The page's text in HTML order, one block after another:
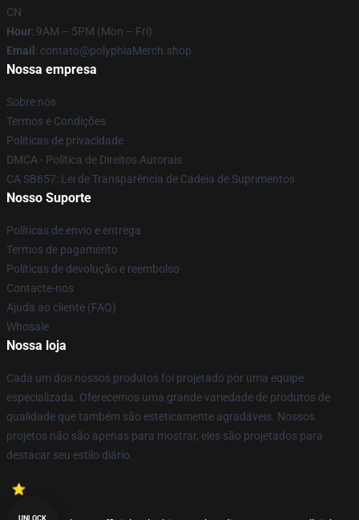
CN
Hour: 9AM – 5PM (Mon – Fri)
Email : contato@polyphiaMerch.shop
Nossa empresa
Sobre nós
Termos e Condições
Políticas de privacidade
DMCA - Política de Direitos Autorais
CA SB657: Lei de Transparência de Cadeia de Suprimentos
Nosso Suporte
Políticas de envio e entrega
Termos de pagamento
Políticas de devolução e reembolso
Contacte-nos
Ajuda ao cliente (FAQ)
Whosale
Nossa loja
Cada um dos nossos produtos foi projetado por uma equipe
especializada. Oferecemos uma grande variedade de produtos de
qualidade que também são esteticamente agradáveis. Nossos
projetos não são apenas para mostrar, eles são projetados para
destacar seu estilo diário.
UNLOCK